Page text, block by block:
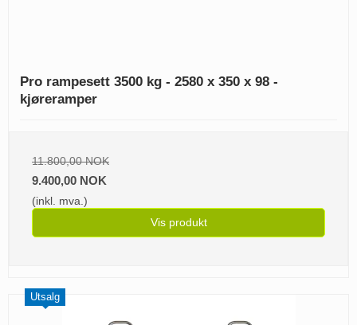
Pro rampesett 3500 kg - 2580 x 350 x 98 -
kjøreramper
11.800,00 NOK
9.400,00 NOK
(inkl. mva.)
Vis produkt
Utsalg